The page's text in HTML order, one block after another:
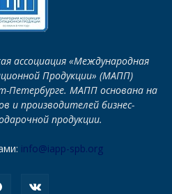
ассоциация «Международная
Продукции» (МАПП)
Петербурге. МАПП основана на
и производителей бизнес-
продукции.
info@iapp-spb.org